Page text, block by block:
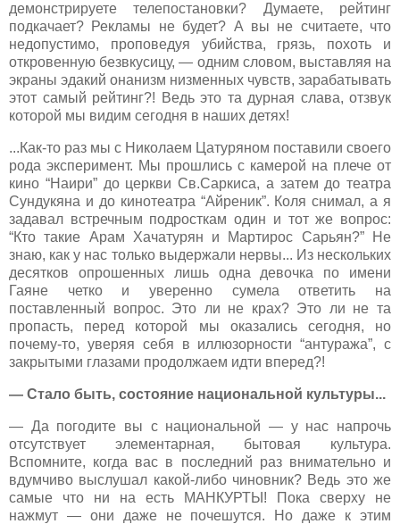
демонстрируете телепостановки? Думаете, рейтинг
подкачает? Рекламы не будет? А вы не считаете, что
недопустимо, проповедуя убийства, грязь, похоть и
откровенную безвкусицу, — одним словом, выставляя на
экраны эдакий онанизм низменных чувств, зарабатывать
этот самый рейтинг?! Ведь это та дурная слава, отзвук
которой мы видим сегодня в наших детях!
...Как-то раз мы с Николаем Цатуряном поставили своего
рода эксперимент. Мы прошлись с камерой на плече от
кино “Наири” до церкви Св.Саркиса, а затем до театра
Сундукяна и до кинотеатра “Айреник”. Коля снимал, а я
задавал встречным подросткам один и тот же вопрос:
“Кто такие Арам Хачатурян и Мартирос Сарьян?” Не
знаю, как у нас только выдержали нервы... Из нескольких
десятков опрошенных лишь одна девочка по имени
Гаяне четко и уверенно сумела ответить на
поставленный вопрос. Это ли не крах? Это ли не та
пропасть, перед которой мы оказались сегодня, но
почему-то, уверяя себя в иллюзорности “антуража”, с
закрытыми глазами продолжаем идти вперед?!
— Стало быть, состояние национальной культуры...
— Да погодите вы с национальной — у нас напрочь
отсутствует элементарная, бытовая культура.
Вспомните, когда вас в последний раз внимательно и
вдумчиво выслушал какой-либо чиновник? Ведь это же
самые что ни на есть МАНКУРТЫ! Пока сверху не
нажмут — они даже не почешутся. Но даже к этим